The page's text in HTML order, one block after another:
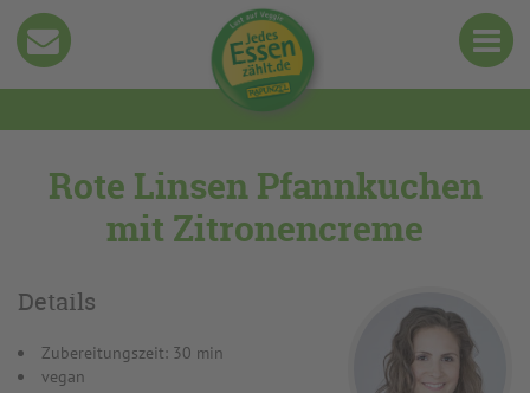
Rote Linsen Pfannkuchen
mit Zitronencreme
Details
Zubereitungszeit: 30 min
vegan